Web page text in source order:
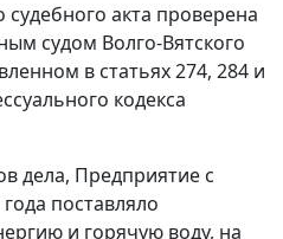
акта проверена
судом Волго-Вятского
в статьях 274, 284 и
кодекса
дела, Предприятие с
поставляло
и горячую воду, на